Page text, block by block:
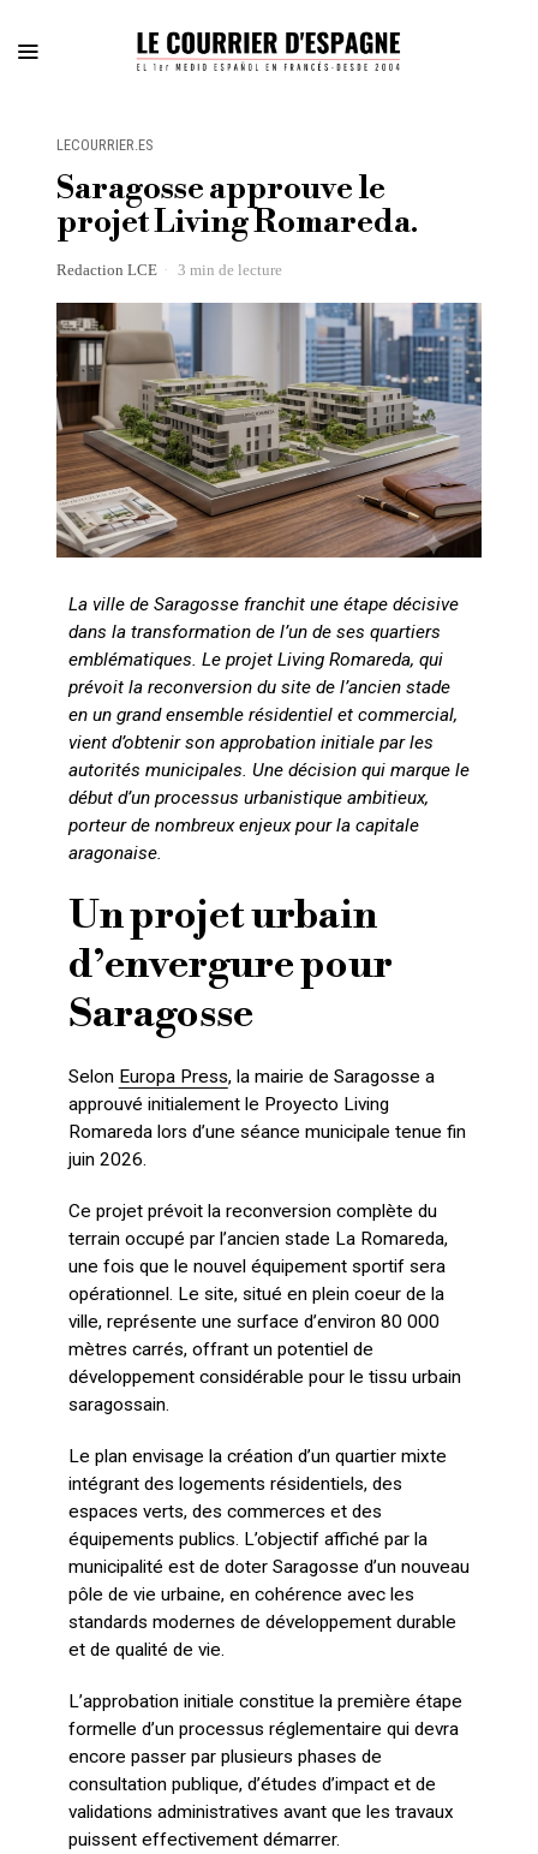
LECOURRIER.ES
Saragosse approuve le
projet Living Romareda.
Redaction LCE 3 min de lecture
La ville de Saragosse franchit une étape décisive
dans la transformation de l’un de ses quartiers
emblématiques. Le projet Living Romareda, qui
prévoit la reconversion du site de l’ancien stade
en un grand ensemble résidentiel et commercial,
vient d’obtenir son approbation initiale par les
autorités municipales. Une décision qui marque le
début d’un processus urbanistique ambitieux,
porteur de nombreux enjeux pour la capitale
aragonaise.
Un projet urbain
d’envergure pour
Saragosse
Selon Europa Press, la mairie de Saragosse a
approuvé initialement le Proyecto Living
Romareda lors d’une séance municipale tenue fin
juin 2026.
Ce projet prévoit la reconversion complète du
terrain occupé par l’ancien stade La Romareda,
une fois que le nouvel équipement sportif sera
opérationnel. Le site, situé en plein coeur de la
ville, représente une surface d’environ 80 000
mètres carrés, offrant un potentiel de
développement considérable pour le tissu urbain
saragossain.
Le plan envisage la création d’un quartier mixte
intégrant des logements résidentiels, des
espaces verts, des commerces et des
équipements publics. L’objectif affiché par la
municipalité est de doter Saragosse d’un nouveau
pôle de vie urbaine, en cohérence avec les
standards modernes de développement durable
et de qualité de vie.
L’approbation initiale constitue la première étape
formelle d’un processus réglementaire qui devra
encore passer par plusieurs phases de
consultation publique, d’études d’impact et de
validations administratives avant que les travaux
puissent effectivement démarrer.